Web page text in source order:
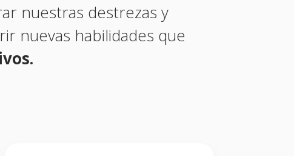
nuestras destrezas y
nuevas habilidades que